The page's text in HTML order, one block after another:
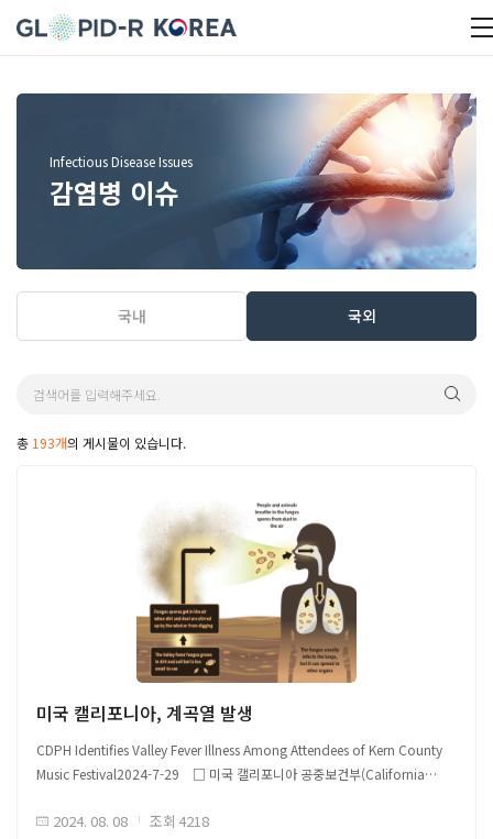
Infectious Disease Issues
감염병 이슈
국내 국외
총 193개의 게시물이 있습니다.
미국 캘리포니아, 계곡열 발생
CDPH Identifies Valley Fever Illness Among Attendees of Kern County
Music Festival2024-7-29 □ 미국 캘리포니아 공중보건부(California
열린 야외 음악축제에서 발생한 계곡열(Valley Fever) 사례 조사 중 ○
2024. 08. 08 조회 4218